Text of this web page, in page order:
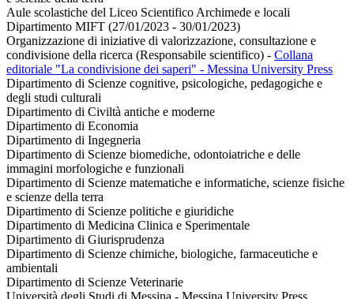
Aule scolastiche del Liceo Scientifico Archimede e locali
Dipartimento MIFT (27/01/2023 - 30/01/2023)
Organizzazione di iniziative di valorizzazione, consultazione e
condivisione della ricerca (Responsabile scientifico) - Collana
editoriale "La condivisione dei saperi" - Messina University Press
Dipartimento di Scienze cognitive, psicologiche, pedagogiche e
degli studi culturali
Dipartimento di Civiltà antiche e moderne
Dipartimento di Economia
Dipartimento di Ingegneria
Dipartimento di Scienze biomediche, odontoiatriche e delle
immagini morfologiche e funzionali
Dipartimento di Scienze matematiche e informatiche, scienze fisiche
e scienze della terra
Dipartimento di Scienze politiche e giuridiche
Dipartimento di Medicina Clinica e Sperimentale
Dipartimento di Giurisprudenza
Dipartimento di Scienze chimiche, biologiche, farmaceutiche e
ambientali
Dipartimento di Scienze Veterinarie